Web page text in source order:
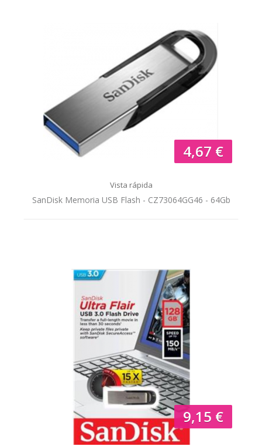
Vista rápida
4,67 €
SanDisk Memoria USB Flash - CZ73064GG46 - 64Gb
9,15 €